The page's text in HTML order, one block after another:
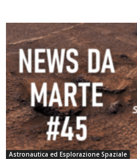
Astronautica ed Esplorazione Spaziale